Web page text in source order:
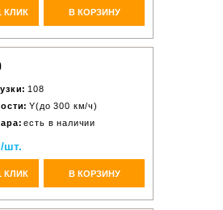
КЛИК В КОРЗИНУ
108
Y(до 300 км/ч)
есть в наличии
шт.
КЛИК В КОРЗИНУ